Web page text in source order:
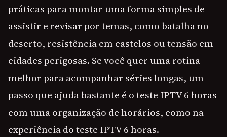
práticas para montar uma forma simples de
assistir e revisar por temas, como batalha no
deserto, resistência em castelos ou tensão em
cidades perigosas. Se você quer uma rotina
melhor para acompanhar séries longas, um
passo que ajuda bastante é o teste IPTV 6 horas
com uma organização de horários, como na
experiência do teste IPTV 6 horas.